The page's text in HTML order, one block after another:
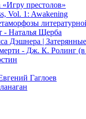
престолов»
Vol. 1: Awakening
- Наталья Щерба
Дэшнера |
- Дж. К. Ролинг
Гаглоев